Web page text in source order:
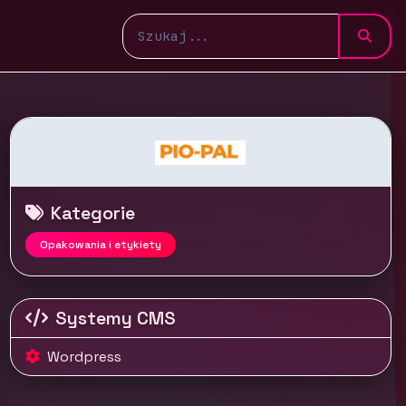
Kategorie
Opakowania i etykiety
Systemy CMS
Wordpress